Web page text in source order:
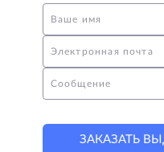
Ваше имя
Электронная почта
Сообщение
ЗАКАЗАТЬ